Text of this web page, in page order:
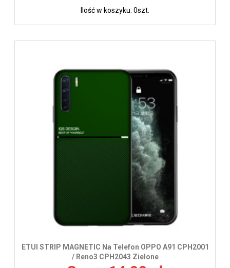
Ilość w koszyku: 0szt.
ETUI STRIP MAGNETIC Na Telefon OPPO A91 CPH2001
/ Reno3 CPH2043 Zielone